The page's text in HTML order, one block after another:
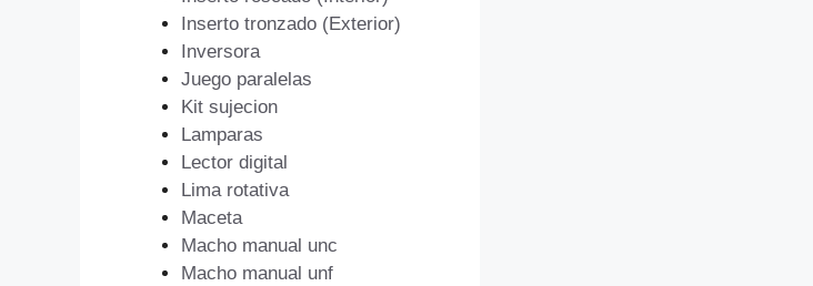
Inserto tronzado (Exterior)
Inversora
Juego paralelas
Kit sujecion
Lamparas
Lector digital
Lima rotativa
Maceta
Macho manual unc
Macho manual unf